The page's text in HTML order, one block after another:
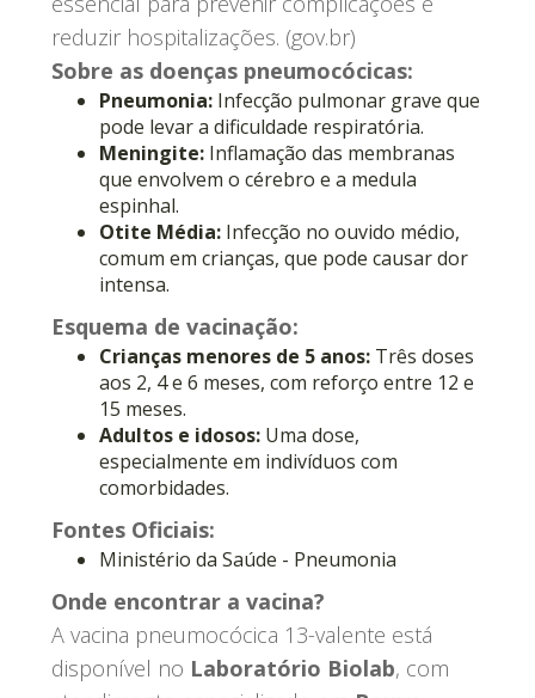
reduzir hospitalizações. (gov.br)
Sobre as doenças pneumocócicas:
Pneumonia: Infecção pulmonar grave que
pode levar a dificuldade respiratória.
Meningite: Inflamação das membranas
que envolvem o cérebro e a medula
espinhal.
Otite Média: Infecção no ouvido médio,
comum em crianças, que pode causar dor
intensa.
Esquema de vacinação:
Crianças menores de 5 anos: Três doses
aos 2, 4 e 6 meses, com reforço entre 12 e
15 meses.
Adultos e idosos: Uma dose,
especialmente em indivíduos com
comorbidades.
Fontes Oficiais:
Ministério da Saúde - Pneumonia
Onde encontrar a vacina?
A vacina pneumocócica 13-valente está
disponível no Laboratório Biolab, com